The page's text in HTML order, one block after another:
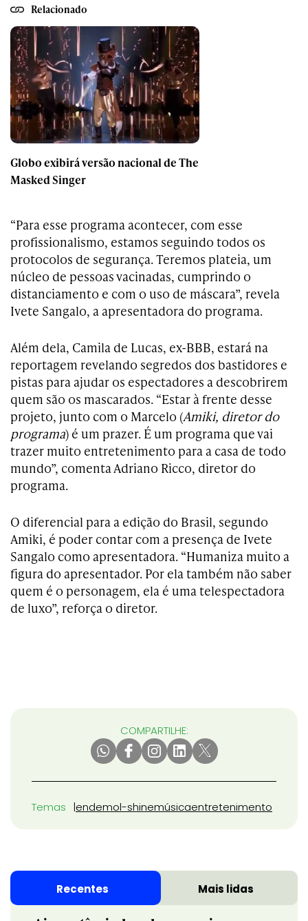
Relacionado
Globo exibirá versão nacional de The
Masked Singer
“Para esse programa acontecer, com esse
profissionalismo, estamos seguindo todos os
protocolos de segurança. Teremos plateia, um
núcleo de pessoas vacinadas, cumprindo o
distanciamento e com o uso de máscara”, revela
Ivete Sangalo, a apresentadora do programa.
Além dela, Camila de Lucas, ex-BBB, estará na
reportagem revelando segredos dos bastidores e
pistas para ajudar os espectadores a descobrirem
quem são os mascarados. “Estar à frente desse
projeto, junto com o Marcelo (Amiki, diretor do
programa) é um prazer. É um programa que vai
trazer muito entretenimento para a casa de todo
mundo”, comenta Adriano Ricco, diretor do
programa.
O diferencial para a edição do Brasil, segundo
Amiki, é poder contar com a presença de Ivete
Sangalo como apresentadora. “Humaniza muito a
figura do apresentador. Por ela também não saber
quem é o personagem, ela é uma telespectadora
de luxo”, reforça o diretor.
COMPARTILHE:
Temas endemol-shinemúsicaentretenimento
Recentes Mais lidas